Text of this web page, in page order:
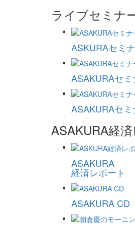
ライブセミナ
ASKURAセミ
ASAKURAセミ
ASAKURAセミ
ASAKURA経
ASAKURA
経済レポート
ASAKURA CD